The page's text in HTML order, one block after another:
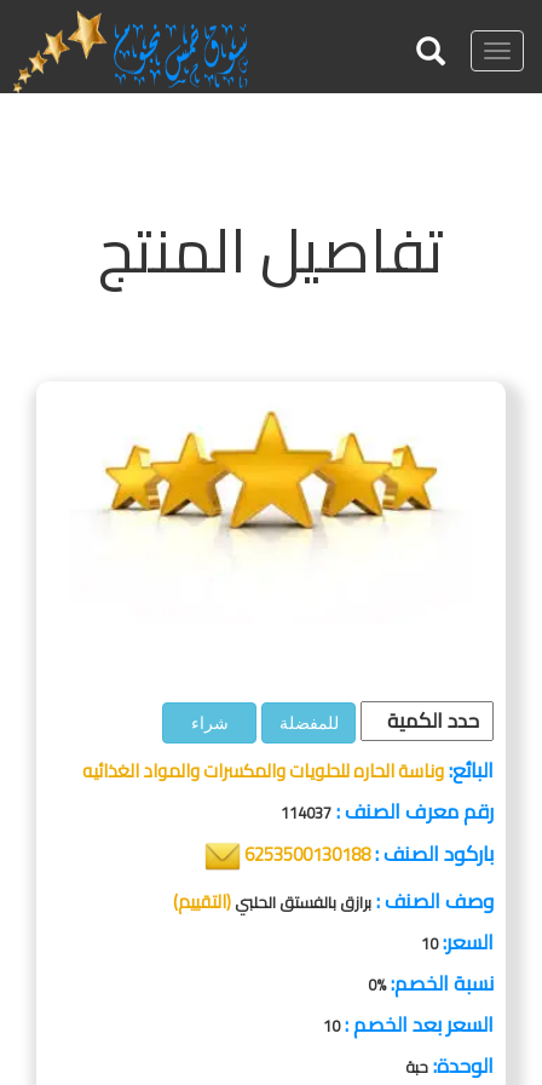
Toggle
navigation
تفاصيل المنتج
للمفضلة شراء
البائع:وناسة الحاره للحلويات والمكسرات والمواد الغذائيه
رقم معرف الصنف :114037
باركود الصنف :6253500130188
وصف الصنف :برازق بالفستق الحلبي(التقييم)
السعر:10
نسبة الخصم:%0
السعر بعد الخصم :10
الوحدة:حبة